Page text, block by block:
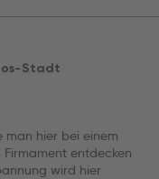
Stadt
man hier bei einem
entdecken
wird hier